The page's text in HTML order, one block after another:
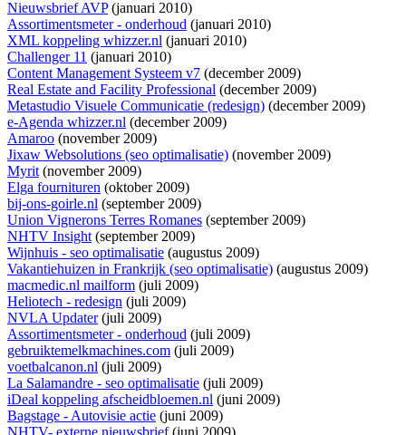
Nieuwsbrief AVP(januari 2010)
Assortimentsmeter - onderhoud (januari 2010)
XML koppeling whizzer.nl (januari 2010)
Challenger 11 (januari 2010)
Content Management Systeem v7 (december 2009)
Real Estate and Facility Professional (december 2009)
Metastudio Visuele Communicatie (redesign) (december 2009)
e-Agenda whizzer.nl (december 2009)
Amaroo (november 2009)
Jixaw Websolutions (seo optimalisatie) (november 2009)
Myrit(november 2009)
Elga fournituren (oktober 2009)
bij-ons-goirle.nl (september 2009)
Union Vignerons Terres Romanes (september 2009)
NHTV Insight(september 2009)
Wijnhuis - seo optimalisatie (augustus 2009)
Vakantiehuizen in Frankrijk (seo optimalisatie) (augustus 2009)
macmedic.nl mailform (juli 2009)
Heliotech - redesign (juli 2009)
NVLA Updater(juli 2009)
Assortimentsmeter - onderhoud (juli 2009)
gebruiktemelkmachines.com (juli 2009)
voetbalcanon.nl (juli 2009)
La Salamandre - seo optimalisatie (juli 2009)
iDeal koppeling afscheidbloemen.nl (juni 2009)
Bagstage - Autovisie actie (juni 2009)